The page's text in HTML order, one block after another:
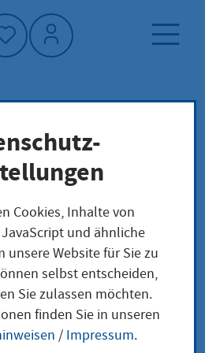
Finder
Cookies, Inhalte von
und ähnliche
unsere Website für Sie zu
selbst entscheiden,
Sie zulassen möchten.
finden Sie in unseren
/ Impressum.